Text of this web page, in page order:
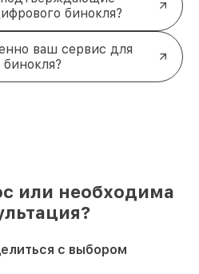
бинокля?
ваш сервис для
или необходима
с выбором